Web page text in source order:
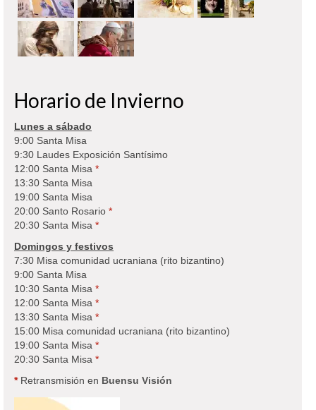
Horario de Invierno
Lunes a sábado
9:00 Santa Misa
9:30 Laudes Exposición Santísimo
12:00 Santa Misa *
13:30 Santa Misa
19:00 Santa Misa
20:00 Santo Rosario *
20:30 Santa Misa *
Domingos y festivos
7:30 Misa comunidad ucraniana (rito bizantino)
9:00 Santa Misa
10:30 Santa Misa *
12:00 Santa Misa *
13:30 Santa Misa *
15:00 Misa comunidad ucraniana (rito bizantino)
19:00 Santa Misa *
20:30 Santa Misa *
*Retransmisión en Buensu Visión